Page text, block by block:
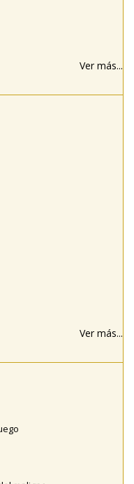
Ver más...
Ver más...